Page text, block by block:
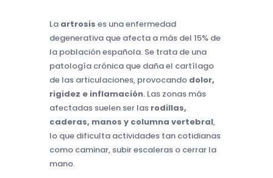
La artrosis es una enfermedad
degenerativa que afecta a más del 15% de
la población española. Se trata de una
patología crónica que daña el cartílago
de las articulaciones, provocando dolor,
rigidez e inflamación. Las zonas más
afectadas suelen ser las rodillas,
caderas, manos y columna vertebral,
lo que dificulta actividades tan cotidianas
como caminar, subir escaleras o cerrar la
mano.